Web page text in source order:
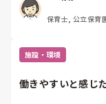
しょうか？
私立だともっと早
保育士, 公立保育
施設・環境
働きやすいと感じ